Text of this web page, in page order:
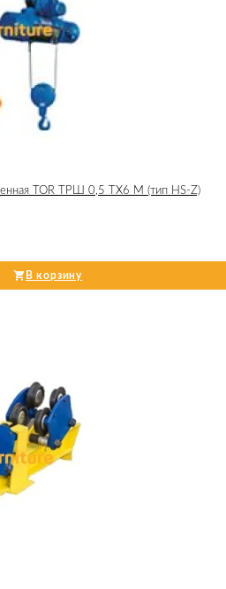
TOR ТРШ 0,5 ТХ6 М (тип HS-Z)
В корзину